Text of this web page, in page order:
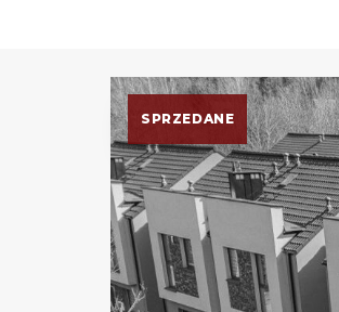
SPRZEDANE